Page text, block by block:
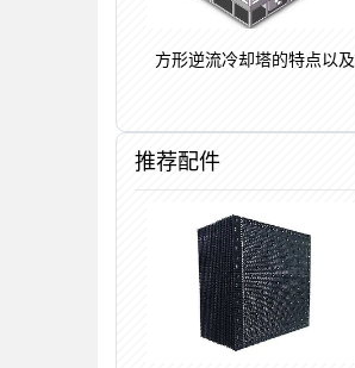
方形逆流冷却塔的特点以及
推荐配件